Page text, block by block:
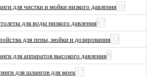
для чистки и мойки низкого давления 10
для воды низкого давления67
для пены, мойки и дозирования33
для аппаратов высокого давления8
для шлангов для моек37